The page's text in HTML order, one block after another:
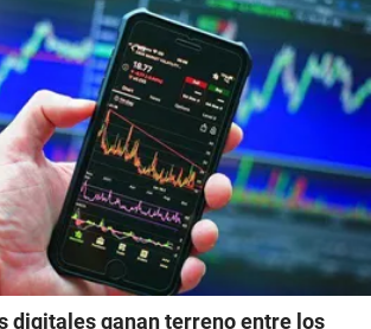
digitales ganan terreno entre los